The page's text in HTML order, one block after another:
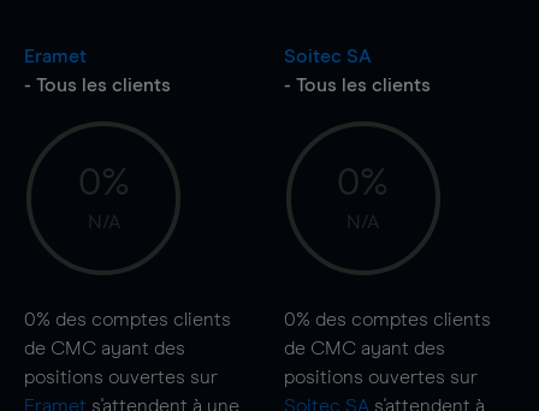
Eramet
- Tous les clients
0%
N/A
0% des comptes clients
de CMC ayant des
positions ouvertes sur
Eramet s'attendent à une
Soitec SA
- Tous les clients
0%
N/A
0% des comptes clients
de CMC ayant des
positions ouvertes sur
Soitec SA s'attendent à